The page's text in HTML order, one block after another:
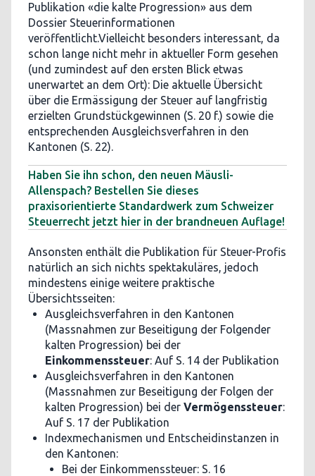
Publikation «die kalte Progression» aus dem
Dossier Steuerinformationen
veröffentlicht.Vielleicht besonders interessant, da
schon lange nicht mehr in aktueller Form gesehen
(und zumindest auf den ersten Blick etwas
unerwartet an dem Ort): Die aktuelle Übersicht
über die Ermässigung der Steuer auf langfristig
erzielten Grundstückgewinnen (S. 20 f.) sowie die
entsprechenden Ausgleichsverfahren in den
Kantonen (S. 22).
Haben Sie ihn schon, den neuen Mäusli-
Allenspach? Bestellen Sie dieses
praxisorientierte Standardwerk zum Schweizer
Steuerrecht jetzt hier in der brandneuen Auflage!
Ansonsten enthält die Publikation für Steuer-Profis
natürlich an sich nichts spektakuläres, jedoch
mindestens einige weitere praktische
Übersichtsseiten:
Ausgleichsverfahren in den Kantonen
(Massnahmen zur Beseitigung der Folgender
kalten Progression) bei der
Einkommenssteuer: Auf S. 14 der Publikation
Ausgleichsverfahren in den Kantonen
(Massnahmen zur Beseitigung der Folgen der
kalten Progression) bei der Vermögenssteuer:
Auf S. 17 der Publikation
Indexmechanismen und Entscheidinstanzen in
den Kantonen:
Bei der Einkommenssteuer: S. 16